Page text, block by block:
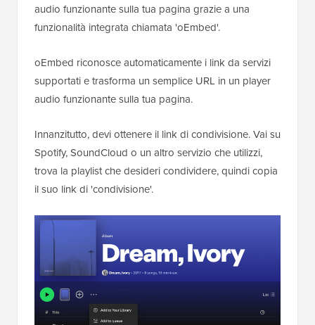
audio funzionante sulla tua pagina grazie a una
funzionalità integrata chiamata 'oEmbed'.
oEmbed riconosce automaticamente i link da servizi
supportati e trasforma un semplice URL in un player
audio funzionante sulla tua pagina.
Innanzitutto, devi ottenere il link di condivisione. Vai su
Spotify, SoundCloud o un altro servizio che utilizzi,
trova la playlist che desideri condividere, quindi copia
il suo link di 'condivisione'.